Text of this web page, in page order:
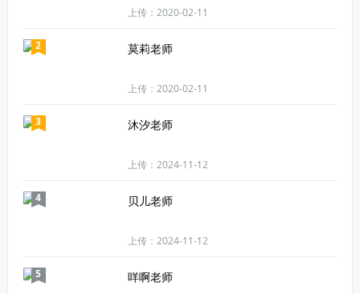
上传：2020-02-11
2 莫莉老师
上传：2020-02-11
3 沐汐老师
上传：2024-11-12
4 贝儿老师
上传：2024-11-12
5 咩啊老师